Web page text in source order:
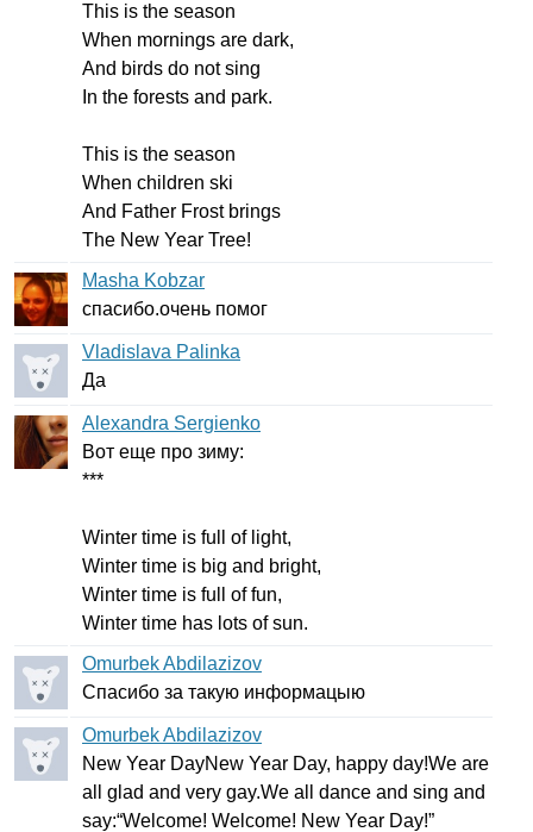
This is the season
When mornings are dark,
And birds do not sing
In the forests and park.
This is the season
When children ski
And Father Frost brings
The New Year Tree!
Masha Kobzar
спасибо.очень помог
Vladislava Palinka
Да
Alexandra Sergienko
Вот еще про зиму:
***
Winter time is full of light,
Winter time is big and bright,
Winter time is full of fun,
Winter time has lots of sun.
Omurbek Abdilazizov
Спасибо за такую информацыю
Omurbek Abdilazizov
New Year DayNew Year Day, happy day!We are
all
glad and very gay.We all dance and sing and
say:“Welcome! Welcome! New Year Day!”